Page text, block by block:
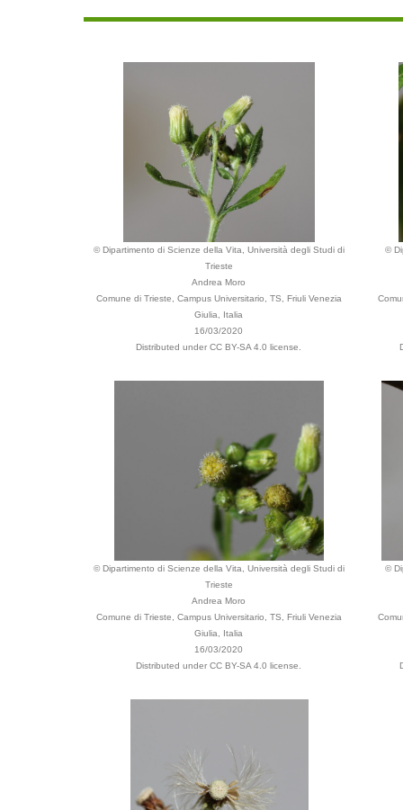
© Dipartimento di Scienze della Vita, Università degli Studi di
Trieste
Andrea Moro
Comune di Trieste, Campus Universitario, TS, Friuli Venezia
Giulia, Italia
16/03/2020
Distributed under CC BY-SA 4.0 license.
©
© Dipartimento di Scienze della Vita, Università degli Studi di
Trieste
Andrea Moro
Comune di Trieste, Campus Universitario, TS, Friuli Venezia
Giulia, Italia
16/03/2020
Distributed under CC BY-SA 4.0 license.
©